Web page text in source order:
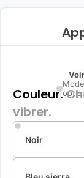
Couleur.
vibrer.
Noir